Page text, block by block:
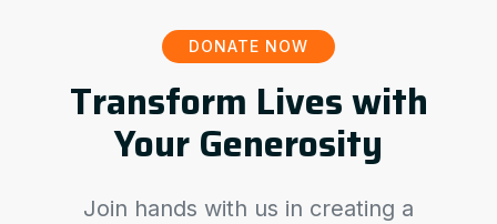
DONATE NOW
Transform Lives with
Your Generosity
Join hands with us in creating a